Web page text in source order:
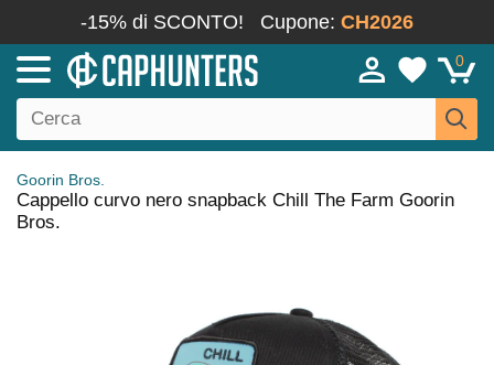
-15% di SCONTO! Cupone: CH2026
0
Goorin Bros.
Cappello curvo nero snapback Chill The Farm Goorin
Bros.